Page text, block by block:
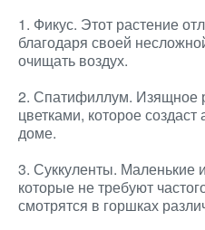
1. Фикус. Этот растение
благодаря своей
очищать воздух.
2. Спатифиллум. Изящное
цветками, которое
доме.
3. Суккуленты. Маленькие
которые не требуют
смотрятся в горшках